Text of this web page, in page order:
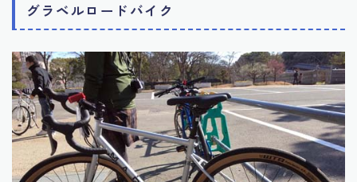
グラベルロードバイク